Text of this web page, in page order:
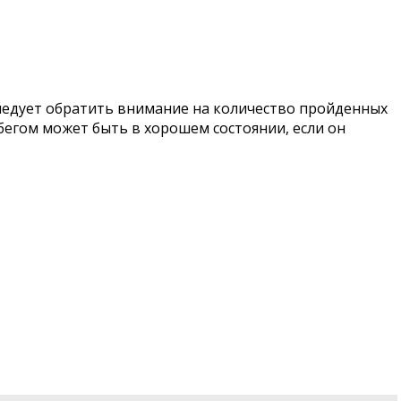
обратить внимание на количество пройденных
может быть в хорошем состоянии, если он